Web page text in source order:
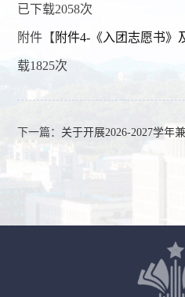
已下载2058次
附件【 附件4-《入团志愿书》
载1825次
下一篇： 关于开展2026-2027学年